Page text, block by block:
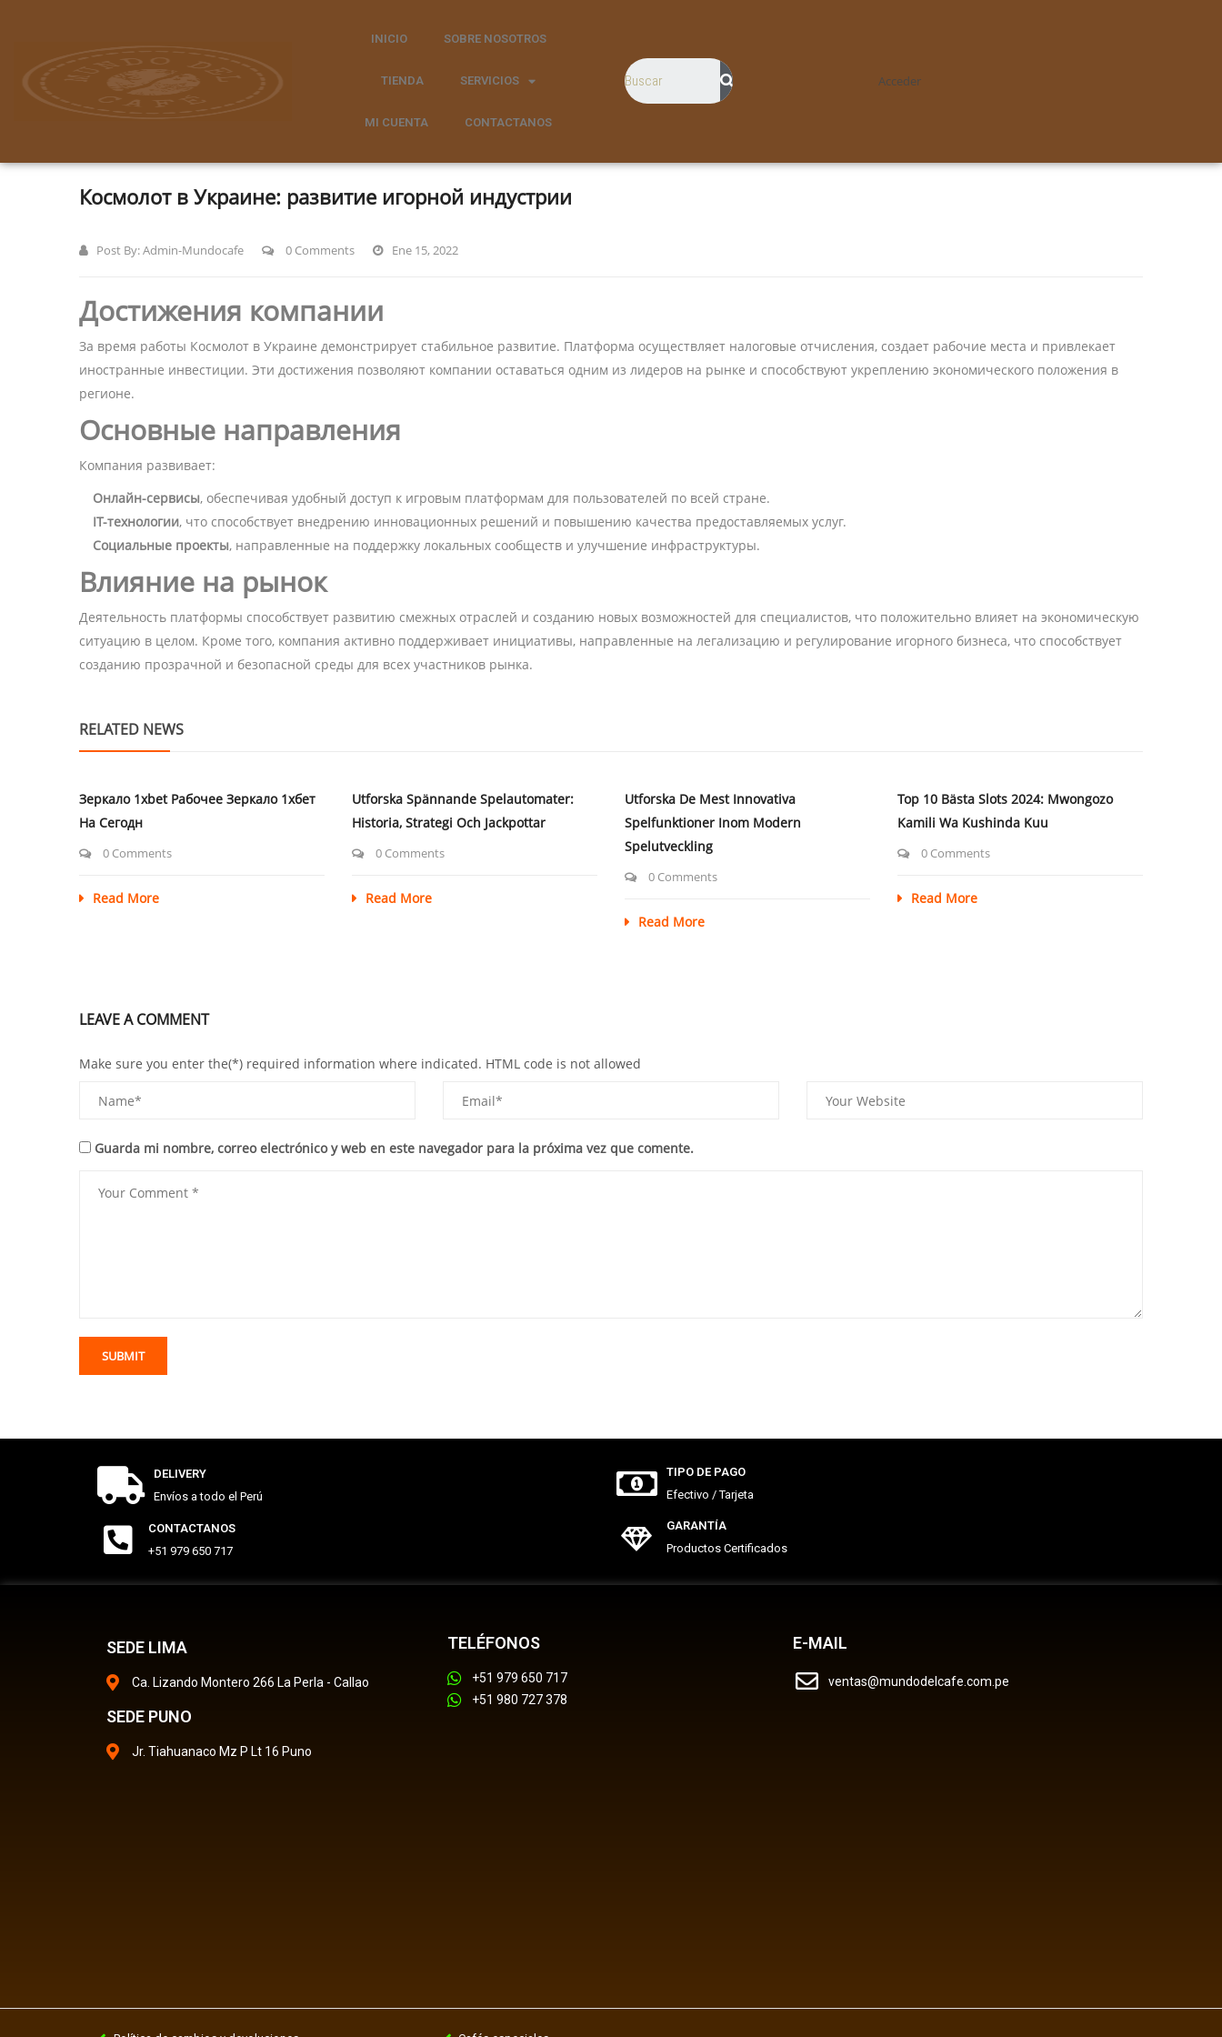
INICIO SOBRE NOSOTROS
TIENDA SERVICIOS
MI CUENTA CONTACTANOS
Acceder
Космолот в Украине: развитие игорной индустрии
Post By:Admin-Mundocafe 0 Comments Ene 15, 2022
Достижения компании
За время работы Космолот в Украине демонстрирует стабильное развитие. Платформа осуществляет налоговые отчисления, создает рабочие места и привлекает
иностранные инвестиции. Эти достижения позволяют компании оставаться одним из лидеров на рынке и способствуют укреплению экономического положения в
регионе.
Основные направления
Компания развивает:
Онлайн-сервисы, обеспечивая удобный доступ к игровым платформам для пользователей по всей стране.
IT-технологии, что способствует внедрению инновационных решений и повышению качества предоставляемых услуг.
Социальные проекты, направленные на поддержку локальных сообществ и улучшение инфраструктуры.
Влияние на рынок
Деятельность платформы способствует развитию смежных отраслей и созданию новых возможностей для специалистов, что положительно влияет на экономическую
ситуацию в целом. Кроме того, компания активно поддерживает инициативы, направленные на легализацию и регулирование игорного бизнеса, что способствует
созданию прозрачной и безопасной среды для всех участников рынка.
RELATED NEWS
Зеркало 1xbet Рабочее Зеркало 1хбет
На Сегодн
0 Comments
Read More
Utforska Spännande Spelautomater:
Historia, Strategi Och Jackpottar
0 Comments
Read More
Utforska De Mest Innovativa
Spelfunktioner Inom Modern
Spelutveckling
0 Comments
Read More
Top 10 Bästa Slots 2024: Mwongozo
Kamili Wa Kushinda Kuu
0 Comments
Read More
LEAVE A COMMENT
Make sure you enter the(*) required information where indicated. HTML code is not allowed
Guarda mi nombre, correo electrónico y web en este navegador para la próxima vez que comente.
DELIVERY
Envíos a todo el Perú
CONTACTANOS
+51 979 650 717
TIPO DE PAGO
Efectivo / Tarjeta
GARANTÍA
Productos Certificados
SEDE LIMA
Ca. Lizando Montero 266 La Perla - Callao
SEDE PUNO
Jr. Tiahuanaco Mz P Lt 16 Puno
TELÉFONOS
+51 979 650 717
+51 980 727 378
E-MAIL
ventas@mundodelcafe.com.pe